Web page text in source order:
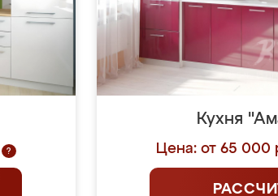
?
Кухня
Цена: от 65 000